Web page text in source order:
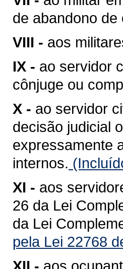
de abandono de
VIII - aos
IX - ao servidor
cônjuge ou
X - ao servidor
decisão judicial
expressamente
internos.
XI - aos
26 da Lei
da Lei
pela Lei 22768